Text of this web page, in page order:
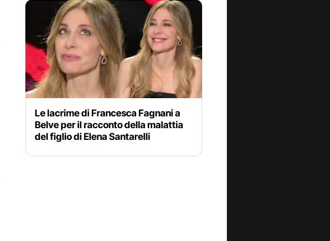
Le lacrime di Francesca Fagnani a
Belve per il racconto della malattia
del figlio di Elena Santarelli